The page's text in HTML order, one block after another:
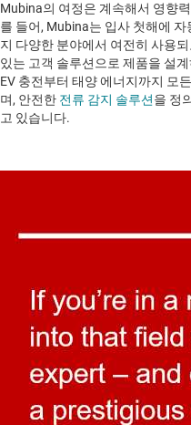
Mubina의 여정은 계속해서 영향
를 들어, Mubina는 입사 첫해에
지 다양한 분야에서 여전히 사용
있는 고객 솔루션으로 제품을 설
EV 충전부터 태양 에너지까지 모
며, 안전한 전류 감지 솔루션을 정
고 있습니다.